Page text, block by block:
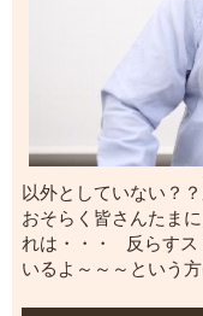
以外としていない？
おそらく皆さんたま
れは・・・ 反らすス
いるよ～～～という